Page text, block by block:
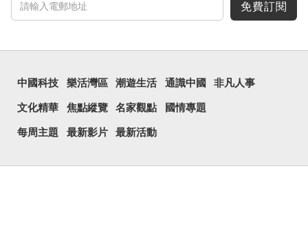
免費訂閱
中國科技 樂活灣區 潮遊生活 通識中國 非凡人事
文化精華 焦點縱覽 名家觀點 國情專題
每周主題 最新影片 最新活動